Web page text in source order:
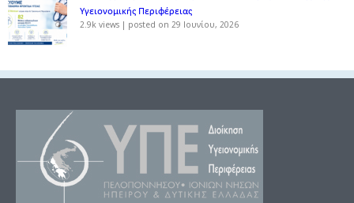
Υγειονομικής Περιφέρειας
2.9k views | posted on 29 Ιουνίου, 2026